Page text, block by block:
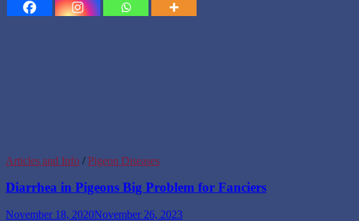
Articles and Info / Pigeon Diseases
Diarrhea in Pigeons Big Problem for Fanciers
November 18, 2020November 26, 2023